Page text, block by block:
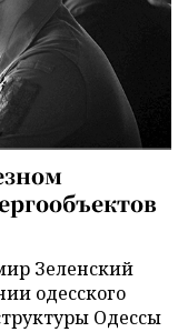
Зеленский
одесского
Одессы